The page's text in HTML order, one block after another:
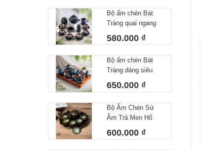
Dung Tích 400ml
Bộ ấm chén Bát
Tràng quai ngang
580.000 ₫
Bộ ấm chén Bát
Tràng dáng siêu
nước lòng hoa
650.000 ₫
Bộ Ấm Chén Sứ
Ấm Trà Men Hổ
Bát Tràng Làm Quà
600.000 ₫